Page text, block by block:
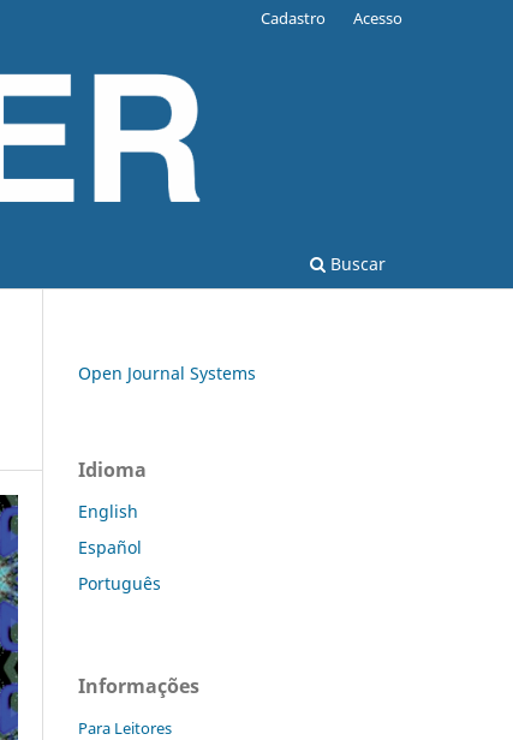
Buscar
Cadastro Acesso
Open Journal Systems
Idioma
English
Español
Português
Informações
Para Leitores